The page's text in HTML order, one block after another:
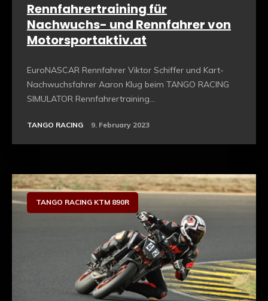
Rennfahrertraining für
Nachwuchs- und Rennfahrer von
Motorsportaktiv.at
EuroNASCAR Rennfahrer Viktor Schiffer und Kart-
Nachwuchsfahrer Aaron Klug beim TANGO RACING
SIMULATOR Rennfahrertraining...
TANGO RACING 9. February 2023
TANGO RACING KTM 890R